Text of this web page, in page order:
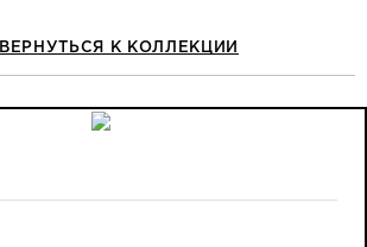
PROFILDOORS
ВЕРНУТЬСЯ К КОЛЛЕКЦИИ